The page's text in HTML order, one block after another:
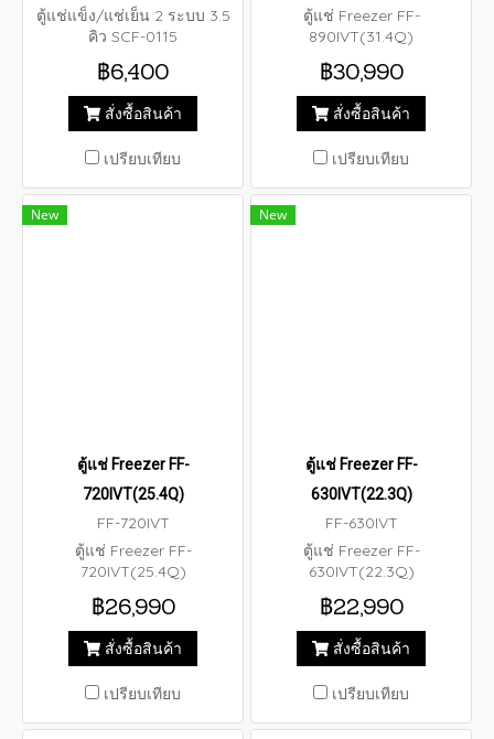
ตู้แช่แข็ง/แช่เย็น 2 ระบบ 3.5
คิว SCF-0115
฿6,400
สั่งซื้อสินค้า
เปรียบเทียบ
ตู้แช่ Freezer FF-
890IVT(31.4Q)
฿30,990
สั่งซื้อสินค้า
เปรียบเทียบ
New
ตู้แช่ Freezer FF-
720IVT(25.4Q)
FF-720IVT
ตู้แช่ Freezer FF-
720IVT(25.4Q)
฿26,990
สั่งซื้อสินค้า
เปรียบเทียบ
New
ตู้แช่ Freezer FF-
630IVT(22.3Q)
FF-630IVT
ตู้แช่ Freezer FF-
630IVT(22.3Q)
฿22,990
สั่งซื้อสินค้า
เปรียบเทียบ